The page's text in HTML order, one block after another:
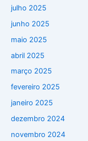
julho 2025
junho 2025
maio 2025
abril 2025
março 2025
fevereiro 2025
janeiro 2025
dezembro 2024
novembro 2024